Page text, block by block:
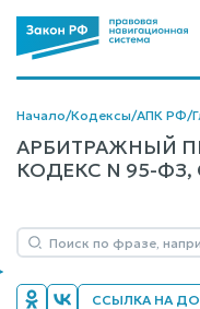
Начало/Кодексы/АПК РФ/
АРБИТРАЖНЫЙ
КОДЕКС N 95-ФЗ,
ССЫЛКА НА